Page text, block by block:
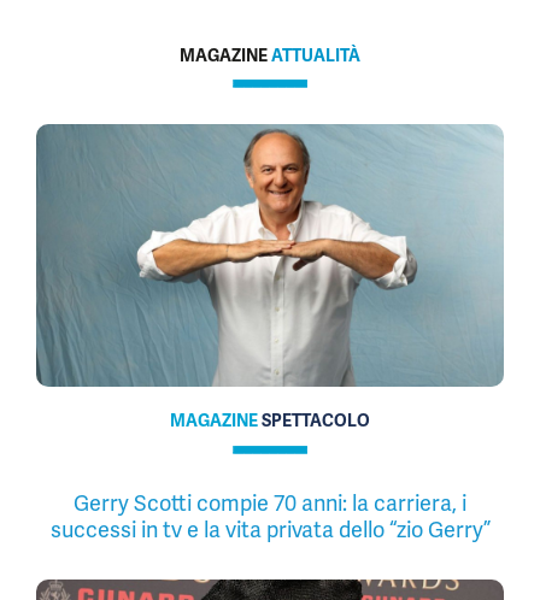
MAGAZINEATTUALITÀ
MAGAZINESPETTACOLO
Gerry Scotti compie 70 anni: la carriera, i
successi in tv e la vita privata dello “zio Gerry”